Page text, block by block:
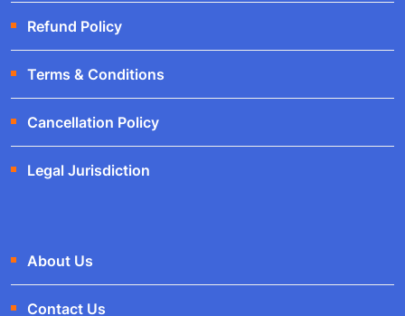
Refund Policy
Terms & Conditions
Cancellation Policy
Legal Jurisdiction
About Us
Contact Us